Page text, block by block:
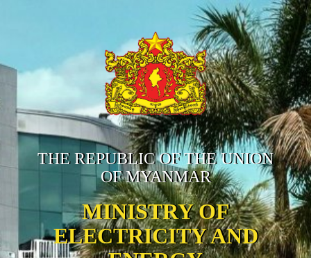
THE REPUBLIC OF THE UNION
OF MYANMAR
MINISTRY OF
ELECTRICITY AND